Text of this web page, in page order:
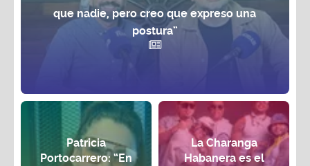
que nadie, pero creo que expreso una
postura”
Patricia
Portocarrero: “En
La Charanga
Habanera es el